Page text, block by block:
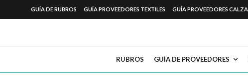
GUÍA DE RUBROS GUÍA PROVEEDORES TEXTILES GUÍA PROVEEDORES
RUBROS GUÍA DE PROVEEDORES